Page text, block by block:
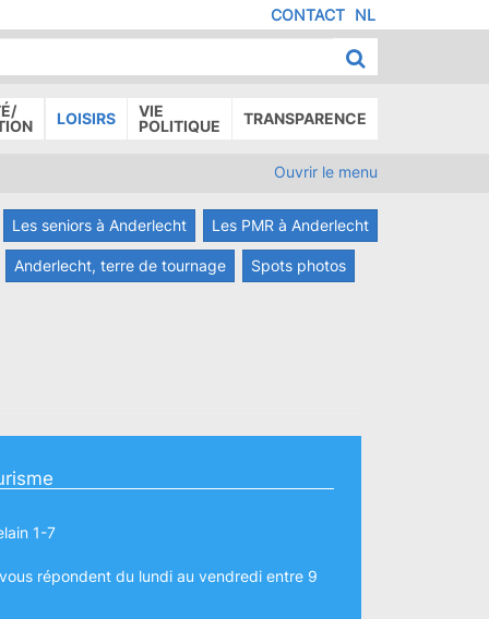
NL
CONTACT
LOISIRS
VIE
POLITIQUE
TRANSPARENCE
Ouvrir le menu
Les seniors à Anderlecht Les PMR à Anderlecht
Anderlecht, terre de tournage Spots photos
1-7
répondent du lundi au vendredi entre 9